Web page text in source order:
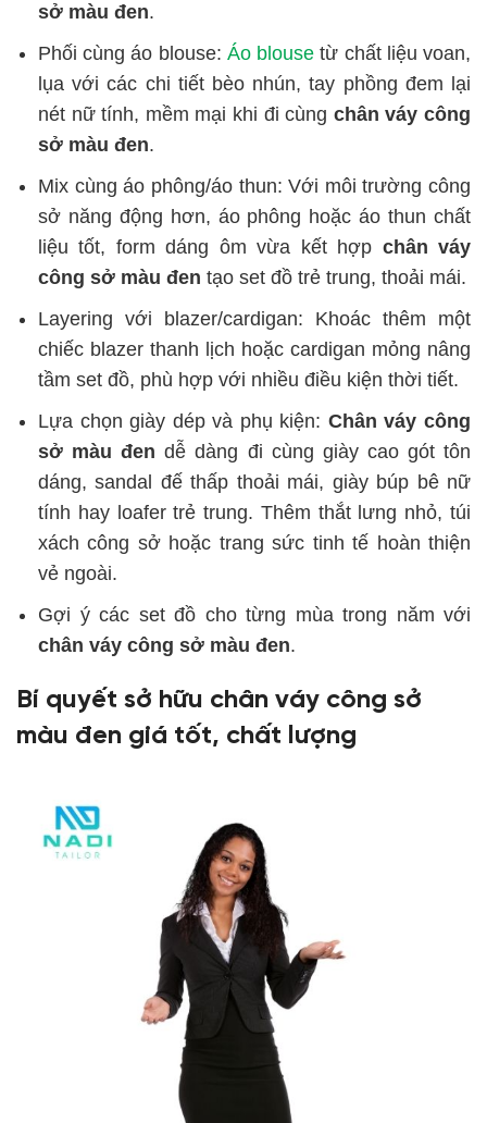
sở màu đen.
Phối cùng áo blouse: Áo blouse từ chất liệu voan,
lụa với các chi tiết bèo nhún, tay phồng đem lại
nét nữ tính, mềm mại khi đi cùng chân váy công
sở màu đen.
Mix cùng áo phông/áo thun: Với môi trường công
sở năng động hơn, áo phông hoặc áo thun chất
liệu tốt, form dáng ôm vừa kết hợp chân váy
công sở màu đen tạo set đồ trẻ trung, thoải mái.
Layering với blazer/cardigan: Khoác thêm một
chiếc blazer thanh lịch hoặc cardigan mỏng nâng
tầm set đồ, phù hợp với nhiều điều kiện thời tiết.
Lựa chọn giày dép và phụ kiện: Chân váy công
sở màu đen dễ dàng đi cùng giày cao gót tôn
dáng, sandal đế thấp thoải mái, giày búp bê nữ
tính hay loafer trẻ trung. Thêm thắt lưng nhỏ, túi
xách công sở hoặc trang sức tinh tế hoàn thiện
vẻ ngoài.
Gợi ý các set đồ cho từng mùa trong năm với
chân váy công sở màu đen.
Bí quyết sở hữu chân váy công sở
màu đen giá tốt, chất lượng